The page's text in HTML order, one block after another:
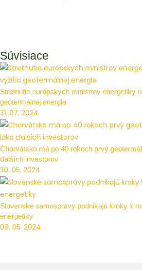
Súvisiace
Stretnutie európskych ministrov energetiky
geotermálnej energie
31. 07. 2024
Chorvátsko má po 40 rokoch prvý
ďalších investorov
30. 05. 2024
Slovenské samosprávy podnikajú kroky k
energetiky
09. 05. 2024